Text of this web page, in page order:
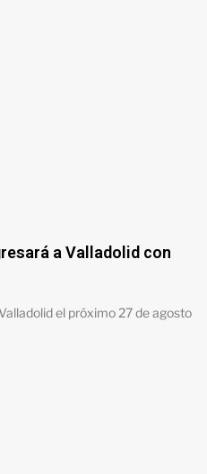
a Valladolid con
el próximo 27 de agosto